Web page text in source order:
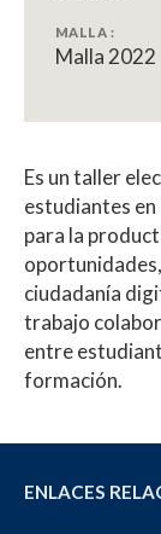
MALLA :
Malla 2022
Es un taller
estudiantes
para la
ciudadanía
trabajo
entre
formación.
ENLACES